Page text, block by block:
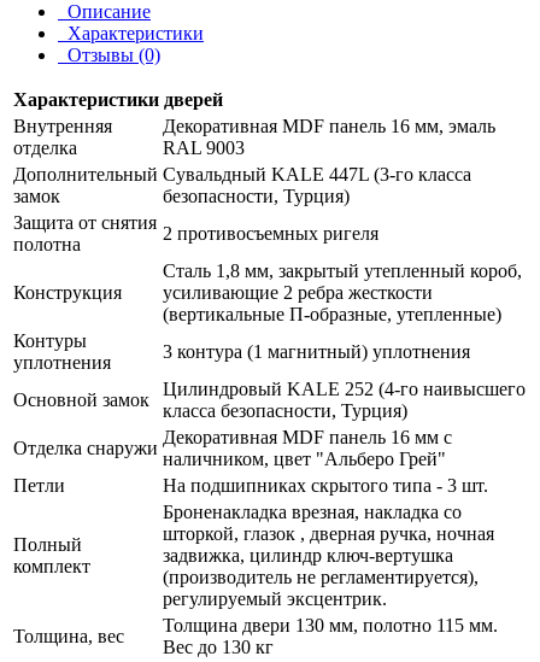
Описание
Характеристики
Отзывы (0)
Характеристики дверей
Внутренняя
отделка
Декоративная MDF панель 16 мм, эмаль
RAL 9003
Дополнительный
замок
Сувальдный KALE 447L (3-го класса
безопасности, Турция)
Защита от снятия
полотна
2 противосъемных ригеля
Конструкция
Сталь 1,8 мм, закрытый утепленный короб,
усиливающие 2 ребра жесткости
(вертикальные П-образные, утепленные)
Контуры
уплотнения
3 контура (1 магнитный) уплотнения
Основной замок
Цилиндровый KALE 252 (4-го наивысшего
класса безопасности, Турция)
Отделка снаружи
Декоративная MDF панель 16 мм с
наличником, цвет "Альберо Грей"
Петли
На подшипниках скрытого типа - 3 шт.
Полный
комплект
Броненакладка врезная, накладка со
шторкой, глазок , дверная ручка, ночная
задвижка, цилиндр ключ-вертушка
(производитель не регламентируется),
регулируемый эксцентрик.
Толщина, вес
Толщина двери 130 мм, полотно 115 мм.
Вес до 130 кг